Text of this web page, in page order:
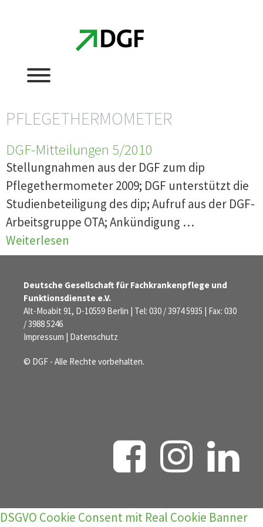
PFLEGETHERMOMETER
DGF-Mitteilungen 5/2010
Stellungnahmen aus der DGF zum dip
Pflegethermometer 2009; DGF unterstützt die
Studienbeteiligung des dip; Aufruf aus der DGF-
Arbeitsgruppe OTA; Ankündigung …
Weiterlesen
Deutsche Gesellschaft für Fachkrankenpflege und
Funktionsdienste e.V.
Alt-Moabit 91, D-10559 Berlin | Tel: 030 / 3974 5935 | Fax: 030
/ 3988 5246
Impressum | Datenschutz
© DGF - Alle Rechte vorbehalten.
DSGVO Cookie Consent mit Real Cookie Banner